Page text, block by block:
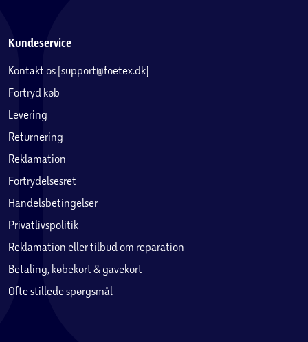
Kundeservice
Kontakt os (support@foetex.dk)
Fortryd køb
Levering
Returnering
Reklamation
Fortrydelsesret
Handelsbetingelser
Privatlivspolitik
Reklamation eller tilbud om reparation
Betaling, købekort & gavekort
Ofte stillede spørgsmål